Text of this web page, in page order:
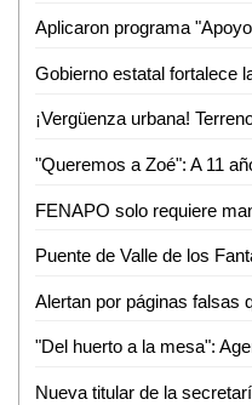
Aplicaron programa